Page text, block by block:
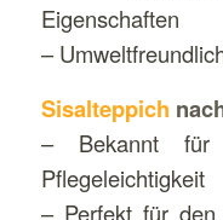
Eigenschaften
–
Sisalteppich
– Bekannt für
Pflegeleichtigkeit
– Perfekt für den